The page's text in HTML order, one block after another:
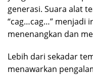
generasi. Suara alat
“cag…cag…” menjadi
menenangkan dan
Lebih dari sekadar
menawarkan